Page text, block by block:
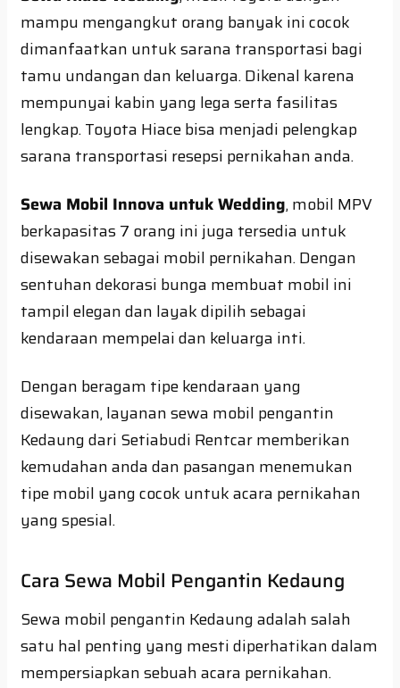
mampu mengangkut orang banyak ini cocok
dimanfaatkan untuk sarana transportasi bagi
tamu undangan dan keluarga. Dikenal karena
mempunyai kabin yang lega serta fasilitas
lengkap. Toyota Hiace bisa menjadi pelengkap
sarana transportasi resepsi pernikahan anda.
Sewa Mobil Innova untuk Wedding, mobil MPV
berkapasitas 7 orang ini juga tersedia untuk
disewakan sebagai mobil pernikahan. Dengan
sentuhan dekorasi bunga membuat mobil ini
tampil elegan dan layak dipilih sebagai
kendaraan mempelai dan keluarga inti.
Dengan beragam tipe kendaraan yang
disewakan, layanan sewa mobil pengantin
Kedaung dari Setiabudi Rentcar memberikan
kemudahan anda dan pasangan menemukan
tipe mobil yang cocok untuk acara pernikahan
yang spesial.
Cara Sewa Mobil Pengantin Kedaung
Sewa mobil pengantin Kedaung adalah salah
satu hal penting yang mesti diperhatikan dalam
mempersiapkan sebuah acara pernikahan.